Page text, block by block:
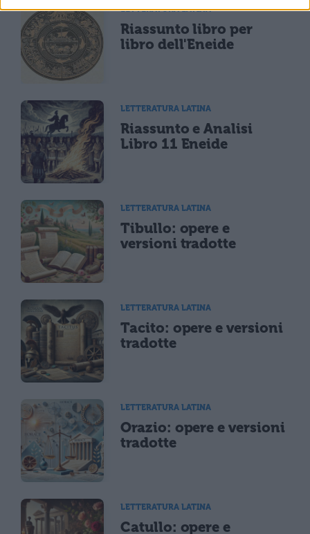
LETTERATURA LATINA
Riassunto libro per
libro dell'Eneide
LETTERATURA LATINA
Riassunto e Analisi
Libro 11 Eneide
LETTERATURA LATINA
Tibullo: opere e
versioni tradotte
LETTERATURA LATINA
Tacito: opere e versioni
tradotte
LETTERATURA LATINA
Orazio: opere e versioni
tradotte
LETTERATURA LATINA
Catullo: opere e